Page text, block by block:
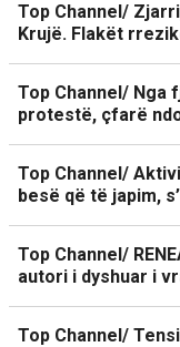
Top Channel/
Krujë. Flakët
Top Channel/ Nga
protestë, çfarë
Top Channel/
besë që të japim,
Top Channel/
autori i dyshuar i
Top Channel/